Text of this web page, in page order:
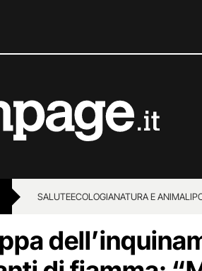
SALUTEECOLOGIANATURA E ANIMALI